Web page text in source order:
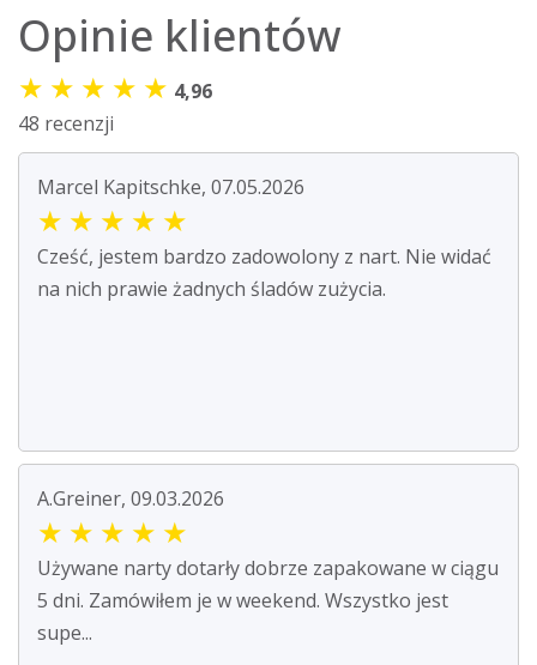
Opinie klientów
★ ★ ★ ★ ★ 4,96
48 recenzji
Marcel Kapitschke, 07.05.2026
★ ★ ★ ★ ★
Cześć, jestem bardzo zadowolony z nart. Nie widać
na nich prawie żadnych śladów zużycia.
A.Greiner, 09.03.2026
★ ★ ★ ★ ★
Używane narty dotarły dobrze zapakowane w ciągu
5 dni. Zamówiłem je w weekend. Wszystko jest
supe...